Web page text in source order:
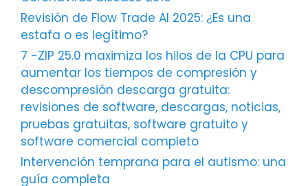
Revisión de Flow Trade AI 2025: ¿Es una
estafa o es legítimo?
7 -ZIP 25.0 maximiza los hilos de la CPU para
aumentar los tiempos de compresión y
descompresión descarga gratuita:
revisiones de software, descargas, noticias,
pruebas gratuitas, software gratuito y
software comercial completo
Intervención temprana para el autismo: una
guía completa